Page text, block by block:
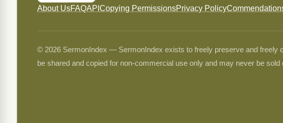
About UsFAQAPI Copying PermissionsPrivacy Policy
© 2026 SermonIndex — SermonIndex exists to freely preserve and freely
be shared and copied for non-commercial use only and may never be